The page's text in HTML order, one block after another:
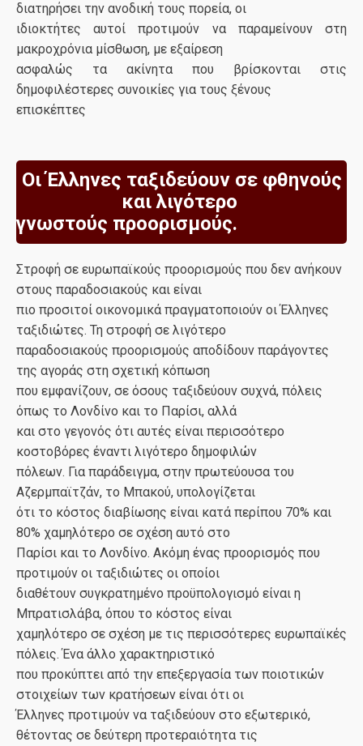
διατηρήσει την ανοδική τους πορεία, οι
ιδιοκτήτες αυτοί προτιμούν να παραμείνουν στη
μακροχρόνια μίσθωση, με εξαίρεση
ασφαλώς τα ακίνητα που βρίσκονται στις
δημοφιλέστερες συνοικίες για τους ξένους
επισκέπτες
Οι Έλληνες ταξιδεύουν σε φθηνούς
και λιγότερο
γνωστούς προορισμούς.
Στροφή σε ευρωπαϊκούς προορισμούς που δεν ανήκουν
στους παραδοσιακούς και είναι
πιο προσιτοί οικονομικά πραγματοποιούν οι Έλληνες
ταξιδιώτες. Τη στροφή σε λιγότερο
παραδοσιακούς προορισμούς αποδίδουν παράγοντες
της αγοράς στη σχετική κόπωση
που εμφανίζουν, σε όσους ταξιδεύουν συχνά, πόλεις
όπως το Λονδίνο και το Παρίσι, αλλά
και στο γεγονός ότι αυτές είναι περισσότερο
κοστοβόρες έναντι λιγότερο δημοφιλών
πόλεων. Για παράδειγμα, στην πρωτεύουσα του
Αζερμπαϊτζάν, το Μπακού, υπολογίζεται
ότι το κόστος διαβίωσης είναι κατά περίπου 70% και
80% χαμηλότερο σε σχέση αυτό στο
Παρίσι και το Λονδίνο. Ακόμη ένας προορισμός που
προτιμούν οι ταξιδιώτες οι οποίοι
διαθέτουν συγκρατημένο προϋπολογισμό είναι η
Μπρατισλάβα, όπου το κόστος είναι
χαμηλότερο σε σχέση με τις περισσότερες ευρωπαϊκές
πόλεις. Ένα άλλο χαρακτηριστικό
που προκύπτει από την επεξεργασία των ποιοτικών
στοιχείων των κρατήσεων είναι ότι οι
Έλληνες προτιμούν να ταξιδεύουν στο εξωτερικό,
θέτοντας σε δεύτερη προτεραιότητα τις